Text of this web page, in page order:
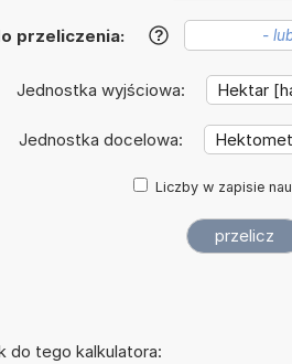
przeliczenia: ?
Jednostka wyjściowa:
Jednostka docelowa:
Liczby w zapisie
do tego kalkulatora: